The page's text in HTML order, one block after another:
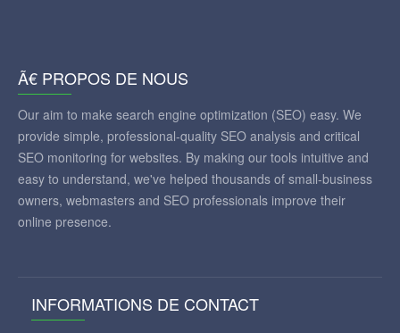
Ã€ PROPOS DE NOUS
Our aim to make search engine optimization (SEO) easy. We
provide simple, professional-quality SEO analysis and critical
SEO monitoring for websites. By making our tools intuitive and
easy to understand, we've helped thousands of small-business
owners, webmasters and SEO professionals improve their
online presence.
INFORMATIONS DE CONTACT